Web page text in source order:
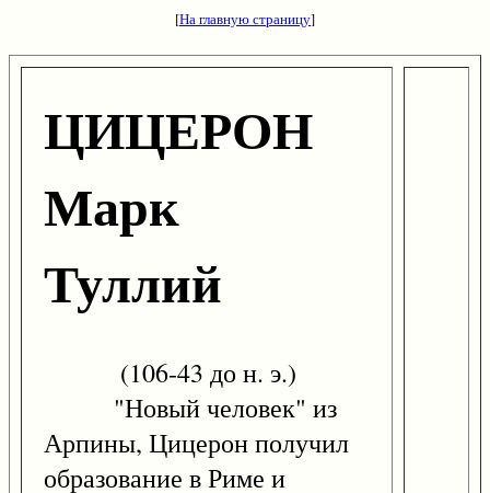
[На главную страницу]
ЦИЦЕРОН
Марк
Туллий
(106-43 до н. э.)
"Новый человек" из
Арпины, Цицерон получил
образование в Риме и